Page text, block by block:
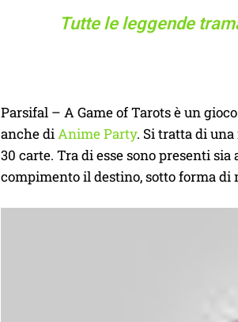
Tutte le leggende
Parsifal – A Game of Tarots è un
anche diAnime Party. Si tratta di
30 carte. Tra di esse sono presenti
compimento il destino, sotto forma di